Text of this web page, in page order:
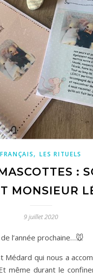
FRANÇAIS,LES RITUELS
:
MONSIEUR
9 juillet 2020
de l’année prochaine…🐭
Médard qui nous a
même durant le